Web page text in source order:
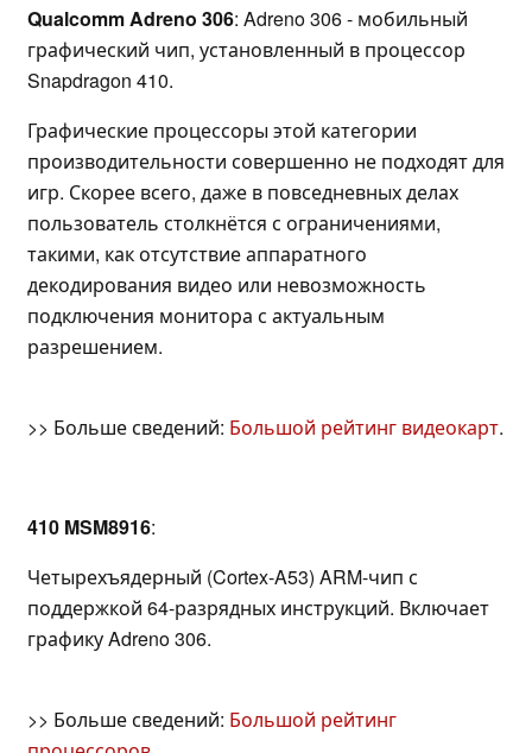
Qualcomm Adreno 306: Adreno 306 - мобильный
графический чип, установленный в процессор
Snapdragon 410.
Графические процессоры этой категории
производительности совершенно не подходят для
игр. Скорее всего, даже в повседневных делах
пользователь столкнётся с ограничениями,
такими, как отсутствие аппаратного
декодирования видео или невозможность
подключения монитора с актуальным
разрешением.
>> Больше сведений: Большой рейтинг видеокарт.
410 MSM8916:
Четырехъядерный (Cortex-A53) ARM-чип с
поддержкой 64-разрядных инструкций. Включает
графику Adreno 306.
>> Больше сведений: Большой рейтинг